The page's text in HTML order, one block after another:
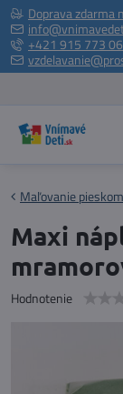
Doprava zdarma
+421 915 773
Maľovanie pieskom
Maxi
Hodnotenie